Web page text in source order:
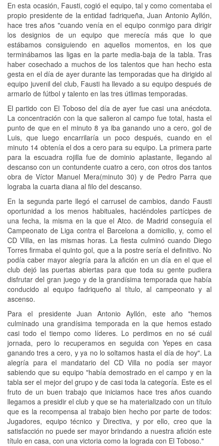
En esta ocasión, Fausti, cogió el equipo, tal y como comentaba el
propio presidente de la entidad fadriqueña, Juan Antonio Ayllón,
hace tres años "cuando venía en el equipo conmigo para dirigir
los designios de un equipo que merecía más que lo que
estábamos consiguiendo en aquellos momentos, en los que
terminábamos las ligas en la parte media-baja de la tabla. Tras
haber cosechado a muchos de los talentos que han hecho esta
gesta en el día de ayer durante las temporadas que ha dirigido al
equipo juvenil del club, Fausti ha llevado a su equipo después de
armarlo de fútbol y talento en las tres útlimas temporadas.
El partido con El Toboso del día de ayer fue casi una anécdota.
La concentración con la que salieron al campo fue total, hasta el
punto de que en el minuto 8 ya iba ganando uno a cero, gol de
Luis, que luego encarrilaría un poco después, cuando en el
minuto 14 obtenía el dos a cero para su equipo. La primera parte
para la escuadra rojilla fue de dominio aplastante, llegando al
descanso con un contundente cuatro a cero, con otros dos tantos
obra de Víctor Manuel Mera(minuto 30) y de Pedro Parra que
lograba la cuarta diana al filo del descanso.
En la segunda parte llegó el carrusel de cambios, dando Fausti
oportunidad a los menos habituales, haciéndoles partícipes de
una fecha, la misma en la que el Atco. de Madrid conseguía el
Campeonato de Liga contra el Barcelona a domicilio, y, como el
CD Villa, en las mismas horas. La fiesta culminó cuando Diego
Torres firmaba el quinto gol, que a la postre sería el definitivo. No
podía caber mayor alegría para la afición en un día en el que el
club dejó las puertas abiertas para que toda su gente pudiera
disfrutar del gran juego y de la grandísima temporada que había
conducido al equipo fadriqueño al título, al campeonato y al
ascenso.
Para el presidente Juan Antonio Ayllón, este año "hemos
culminado una grandísima temporada en la que hemos estado
casi todo el tiempo como líderes. Lo perdimos en no sé cuál
jornada, pero lo recuperamos en seguida con Yepes en casa
ganando tres a cero, y ya no lo soltamos hasta el día de hoy". La
alegría para el mandatario del CD Villa no podía ser mayor
sabiendo que su equipo "había demostrado en el campo y en la
tabla ser el mejor del grupo y de casi toda la categoría. Este es el
fruto de un buen trabajo que iniciamos hace tres años cuando
llegamos a presidir el club y que se ha materializado con un título
que es la recompensa al trabajo bien hecho por parte de todos:
Jugadores, equipo técnico y Directiva, y por ello, creo que la
satisfacción no puede ser mayor brindando a nuestra afición este
título en casa, con una victoria como la lograda con El Toboso."